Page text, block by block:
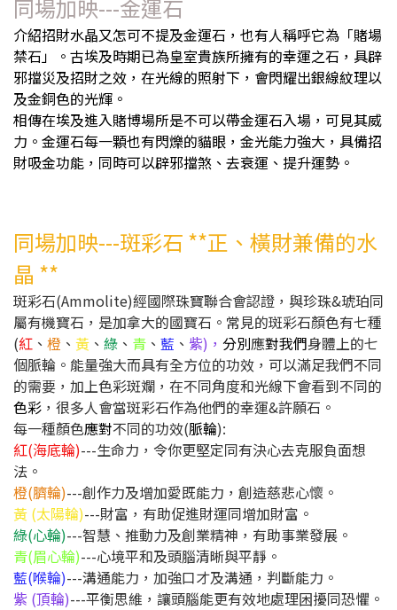
同場加映---金運石
介紹招財水晶又怎可不提及金運石，也有人稱呼它為「賭場
禁石」。古埃及時期已為皇室貴族所擁有的幸運之石，具辟
邪擋災及招財之效，在光線的照射下，會閃耀出銀線紋理以
及金銅色的光輝。
相傳在埃及進入賭博場所是不可以帶金運石入場，可見其威
力。金運石每一顆也有閃爍的貓眼，金光能力強大，具備招
財吸金功能，同時可以辟邪擋煞、去衰運、提升運勢。
同場加映---斑彩石 **正、橫財兼備的水
晶 **
斑彩石(Ammolite)經國際珠寶聯合會認證，與珍珠&琥珀同
屬有機寶石，是加拿大的國寶石。常見的斑彩石顏色有七種
(紅 、 橙 、 黃 、 綠 、 青 、 藍 、 紫)， 分別應對我們身體上的七
個脈輪。能量強大而具有全方位的功效，可以滿足我們不同
的需要，加上色彩斑斕，在不同角度和光線下會看到不同的
色彩 ，很多人會當斑彩石作為他們的幸運&許願石。
每一種顏色應對不同的功效(脈輪):
紅(海底輪)---生命力，令你更堅定同有決心去克服負面想
法。
橙(臍輪)---創作力及增加愛既能力，創造慈悲心懷。
黃 (太陽輪)---財富，有助促進財運同增加財富。
綠(心輪)---智慧、推動力及創業精神，有助事業發展。
青(眉心輪)---心境平和及頭腦清晰與平靜。
藍(喉輪)---溝通能力，加強口才及溝通，判斷能力。
紫 (頂輪)---平衡思維，讓頭腦能更有效地處理困擾同恐懼。